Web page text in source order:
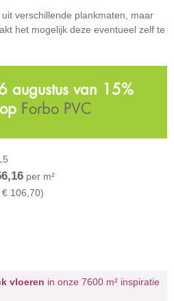
verschillende plankmaten, maar
het mogelijk deze eventueel zelf te
augustus van 15%
Forbo PVC
per m²
106,70)
vloeren in onze 7600 m² inspiratie